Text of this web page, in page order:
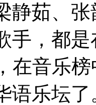
茹、张
手，都
在音乐
语乐坛了